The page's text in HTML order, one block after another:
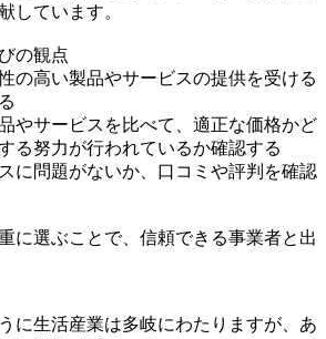
しています。
の観点
の高い製品やサービスの提供を受ける
やサービスを比べて、適正な価格かど
る努力が行われているか確認する
に問題がないか、口コミや評判を確認
に選ぶことで、信頼できる事業者と出
に生活産業は多岐にわたりますが、あ